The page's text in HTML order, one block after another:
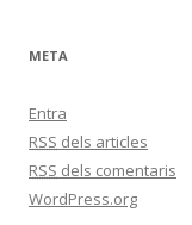
META
Entra
RSS dels articles
RSS dels comentaris
WordPress.org